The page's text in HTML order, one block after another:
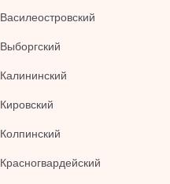
Василеостровский
Выборгский
Калининский
Кировский
Колпинский
Красногвардейский